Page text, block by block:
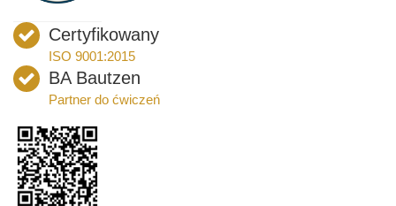
Certyfikowany
ISO 9001:2015
BA Bautzen
Partner do ćwiczeń